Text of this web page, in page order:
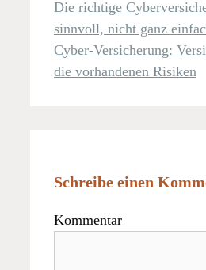
Die richtige
sinnvoll, nicht ganz
Cyber-Versicherung:
die vorhandenen Risiken
Schreibe einen
Kommentar